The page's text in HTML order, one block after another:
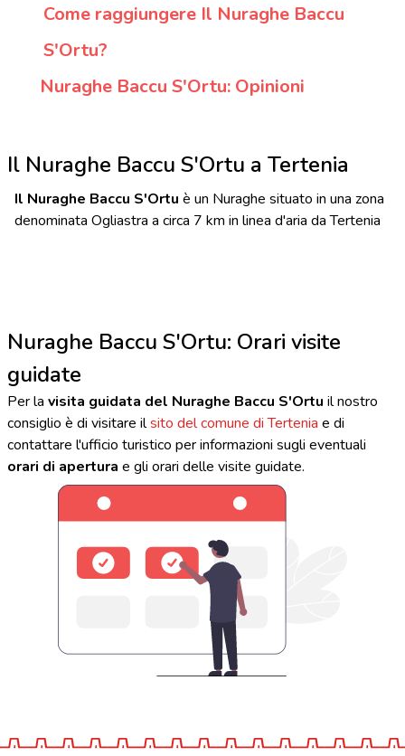
Come raggiungere Il Nuraghe Baccu
S'Ortu?
Nuraghe Baccu S'Ortu: Opinioni
Il Nuraghe Baccu S'Ortu a Tertenia
Il Nuraghe Baccu S'Ortu è un Nuraghe situato in una zona
denominata Ogliastra a circa 7 km in linea d'aria da Tertenia
Nuraghe Baccu S'Ortu: Orari visite
guidate
Per la visita guidata del Nuraghe Baccu S'Ortu il nostro
consiglio è di visitare ilsito del comune di Tertenia e di
contattare l'ufficio turistico per informazioni sugli eventuali
orari di apertura e gli orari delle visite guidate.